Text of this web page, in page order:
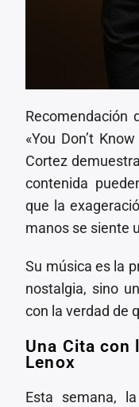
Recomendación
«You Don’t
Cortez
contenida
que la
manos se siente
Su música es la
nostalgia, sino
con la verdad de
Una Cita con
Lenox
Esta semana,